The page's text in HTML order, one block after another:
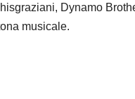
Dynamo
musicale.